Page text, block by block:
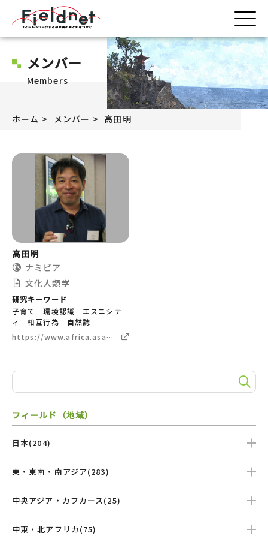
メンバー
Members
ホーム メンバー 高田明
高田明
ナミビア
文化人類学
研究キーワード
子育て 環境認識 エスニシテ
ィ 相互行為 自然誌
https://www.africa.asafas.kyoto-
u.ac.jp/takada-akira/
フィールド（地域）
日本(204)
東・東南・南アジア(283)
中央アジア・カフカース(25)
中東・北アフリカ(75)